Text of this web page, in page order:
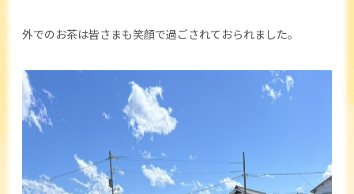
外でのお茶は皆さまも笑顔で過ごされておられました。